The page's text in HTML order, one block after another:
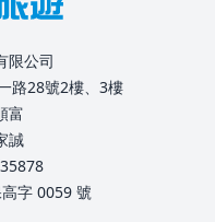
限公司
路28號2樓、3樓
富
誠
字 0059 號